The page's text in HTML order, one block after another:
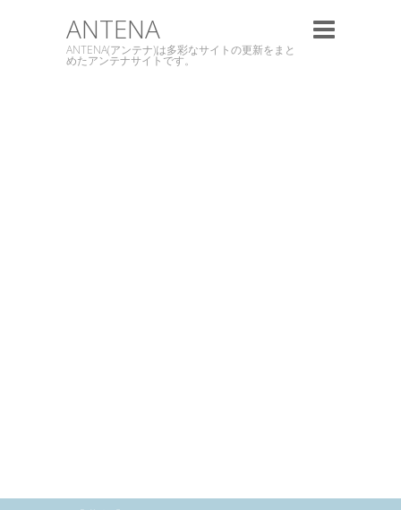
ANTENA
ANTENA(アンテナ)は多彩なサイトの更新をまと
めたアンテナサイトです。